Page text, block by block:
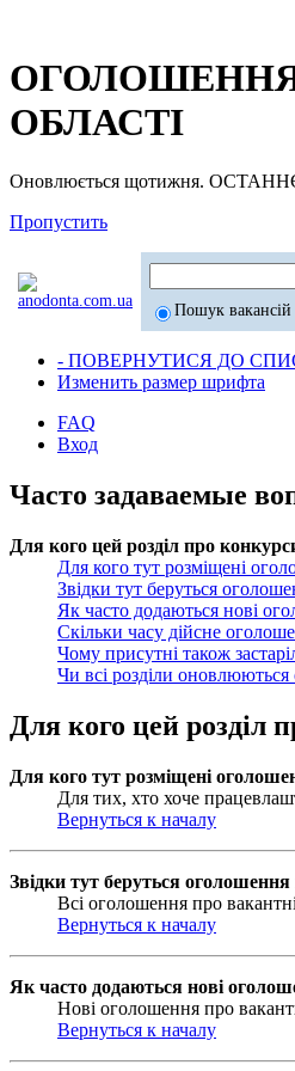
ОГОЛОШЕННЯ
ОБЛАСТІ
Оновлюється щотижня.
Пропустить
Пошук вакансій
- ПОВЕРНУТИСЯ ДО
Изменить размер шрифта
FAQ
Вход
Часто задаваемые
Для кого цей розділ про
Для кого тут розміщені
Звідки тут беруться
Як часто додаються нові
Скільки часу дійсне
Чому присутні також
Чи всі розділи оновлюються
Для кого цей розділ
Для кого тут розміщені
Для тих, хто хоче
Вернуться к началу
Звідки тут беруться
Всі оголошення про
Вернуться к началу
Як часто додаються нові
Нові оголошення про
Вернуться к началу